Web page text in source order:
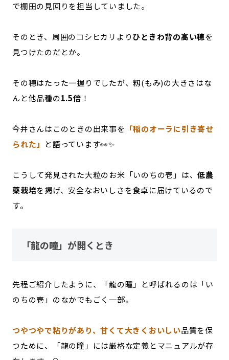
で棚田の見回りを担当していました。
そのとき、周囲のコシヒカリよりひときわ背の高い穂を
見つけたのだとか。
その穂はたった一握りでしたが、籾(もみ)の大きさはな
んと他品種の1.5倍 ！
今井さんはこのときの出来事を 「稲のオーラに引き寄せ
られた」
と語っています👀✨
こうして発見された大粒のお米「いのちの壱」は、低農
薬栽培を掲げ、安全なおいしさを食卓に届けているので
す。
「龍の瞳」が開くとき
先程ご紹介したように、「龍の瞳」と呼ばれるのは「い
のちの壱」のなかでもごく一部。
つやつやで粘りがあり、甘くて大きくおいしい品質を保
つために、「龍の瞳」には厳格な定義とマニュアルが存